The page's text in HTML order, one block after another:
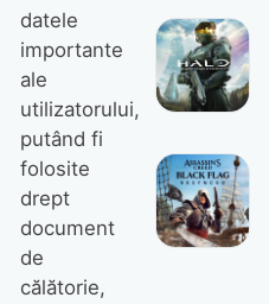
datele
importante
ale
utilizatorului,
putând fi
folosite
drept
document
de
călătorie,